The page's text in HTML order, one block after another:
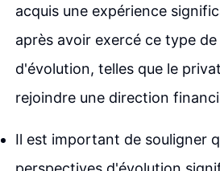
acquis une expérience
après avoir exercé ce type
d'évolution, telles que le
rejoindre une direction
Il est important de souligner